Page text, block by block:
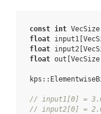
const int VecSize
float input1 [
float input2 [
float out [VecSize
kps ::
// input1 [0] =
//
input2[0] =